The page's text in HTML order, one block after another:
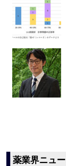
薬業界ニュ